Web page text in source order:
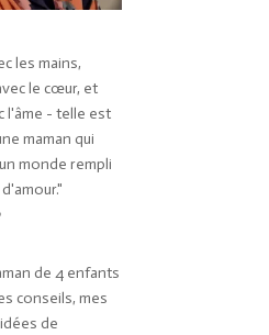
les mains,
le cœur, et
l'âme - telle est
maman qui
monde rempli
de 4 enfants
conseils, mes
de